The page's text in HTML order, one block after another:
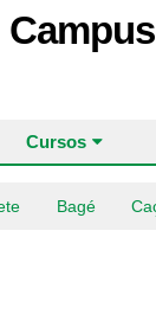
Cursos
Bagé